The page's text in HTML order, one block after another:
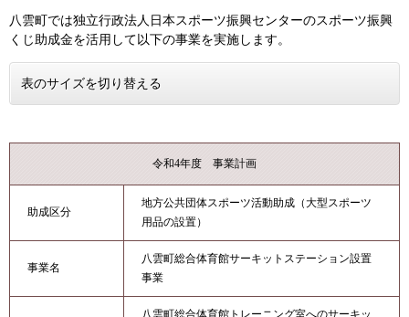
八雲町では独立行政法人日本スポーツ振興センターのスポーツ振興
くじ助成金を活用して以下の事業を実施します。
表のサイズを切り替える
令和4年度 事業計画
助成区分
地方公共団体スポーツ活動助成（大型スポーツ
用品の設置）
事業名
八雲町総合体育館サーキットステーション設置
事業